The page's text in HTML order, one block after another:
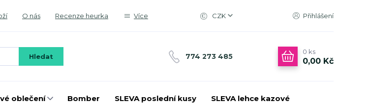
O nás Recenze heurka Více CZK Přihlášení
Hledat 774 273 485
0 ks
0,00 Kč
oblečení Bomber SLEVA poslední kusy SLEVA lehce kazové